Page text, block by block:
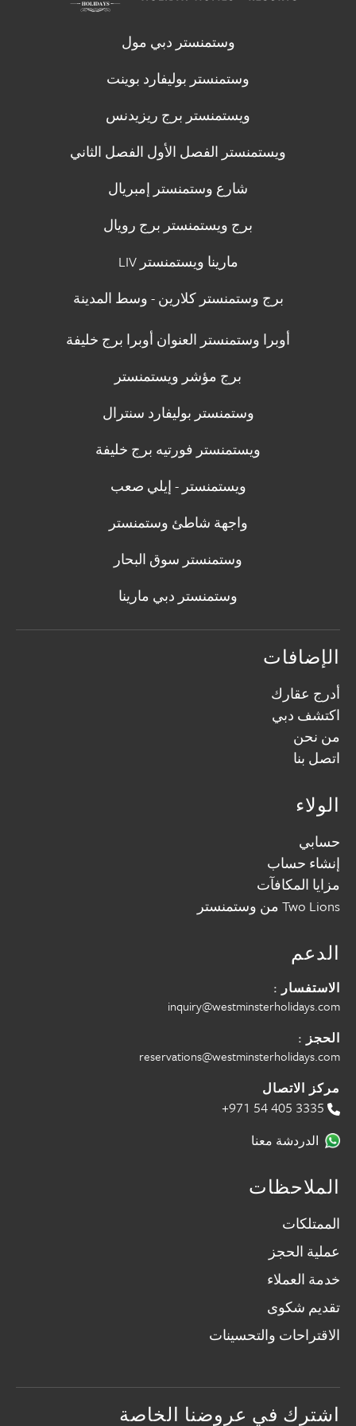
وستمنستر دبي مول
وستمنستر بوليفارد بوينت
ويستمنستر برج ريزيدنس
ويستمنستر الفصل الأول الفصل الثاني
شارع وستمنستر إمبريال
برج ويستمنستر برج رويال
مارينا ويستمنستر LIV
برج وستمنستر كلارين - وسط المدينة
أوبرا وستمنستر العنوان أوبرا برج خليفة
برج مؤشر ويستمنستر
وستمنستر بوليفارد سنترال
ويستمنستر فورتيه برج خليفة
ويستمنستر - إيلي صعب
واجهة شاطئ وستمنستر
وستمنستر سوق البحار
وستمنستر دبي مارينا
الإضافات
أدرج عقارك
اكتشف دبي
من نحن
اتصل بنا
الولاء
حسابي
إنشاء حساب
مزايا المكافآت
Two Lions من وستمنستر
الدعم
الاستفسار :
inquiry@westminsterholidays.com
الحجز :
reservations@westminsterholidays.com
مركز الاتصال
+971 54 405 3335
الدردشة معنا
الملاحظات
الممتلكات
عملية الحجز
خدمة العملاء
تقديم شكوى
الاقتراحات والتحسينات
اشترك في عروضنا الخاصة